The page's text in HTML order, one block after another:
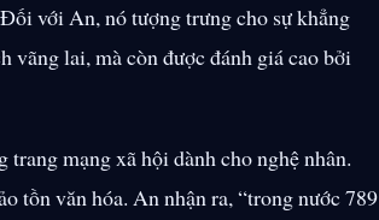
với An, nó tượng trưng cho sự khẳng
vãng lai, mà còn được đánh giá cao bởi
mạng xã hội dành cho nghệ nhân.
tồn văn hóa. An nhận ra, “trong nước 789